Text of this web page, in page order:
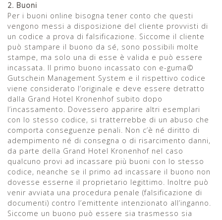
2. Buoni
Per i buoni online bisogna tener conto che questi
vengono messi a disposizione del cliente provvisti di
un codice a prova di falsificazione. Siccome il cliente
può stampare il buono da sé, sono possibili molte
stampe, ma solo una di esse è valida e può essere
incassata. Il primo buono incassato con e-guma©
Gutschein Management System e il rispettivo codice
viene considerato l’originale e deve essere detratto
dalla Grand Hotel Kronenhof subito dopo
l’incassamento. Dovessero apparire altri esemplari
con lo stesso codice, si tratterrebbe di un abuso che
comporta conseguenze penali. Non c’è né diritto di
adempimento né di consegna o di risarcimento danni,
da parte della Grand Hotel Kronenhof nel caso
qualcuno provi ad incassare più buoni con lo stesso
codice, neanche se il primo ad incassare il buono non
dovesse esserne il proprietario legittimo. Inoltre può
venir avviata una procedura penale (falsificazione di
documenti) contro l’emittente intenzionato all’inganno.
Siccome un buono può essere sia trasmesso sia